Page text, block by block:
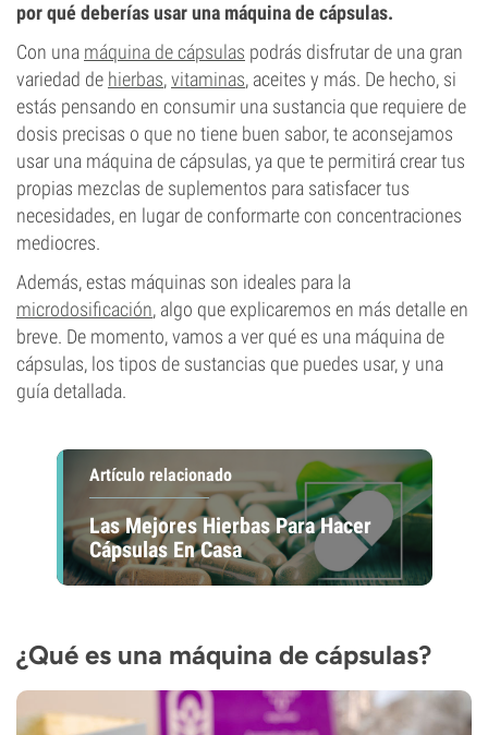
por qué deberías usar una máquina de cápsulas.
Con una máquina de cápsulas podrás disfrutar de una gran
variedad de hierbas,vitaminas, aceites y más. De hecho, si
estás pensando en consumir una sustancia que requiere de
dosis precisas o que no tiene buen sabor, te aconsejamos
usar una máquina de cápsulas, ya que te permitirá crear tus
propias mezclas de suplementos para satisfacer tus
necesidades, en lugar de conformarte con concentraciones
mediocres.
Además, estas máquinas son ideales para la
microdosificación, algo que explicaremos en más detalle en
breve. De momento, vamos a ver qué es una máquina de
cápsulas, los tipos de sustancias que puedes usar, y una
guía detallada.
Artículo relacionado
Las Mejores Hierbas Para Hacer
Cápsulas En Casa
¿Qué es una máquina de cápsulas?